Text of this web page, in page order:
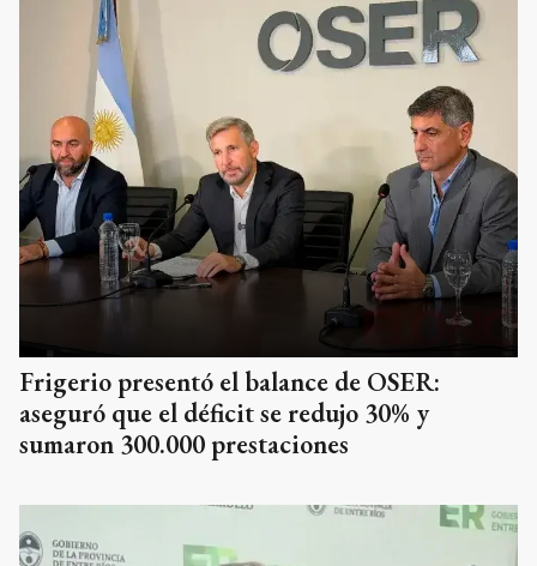
Frigerio presentó el balance de OSER:
aseguró que el déficit se redujo 30% y
sumaron 300.000 prestaciones